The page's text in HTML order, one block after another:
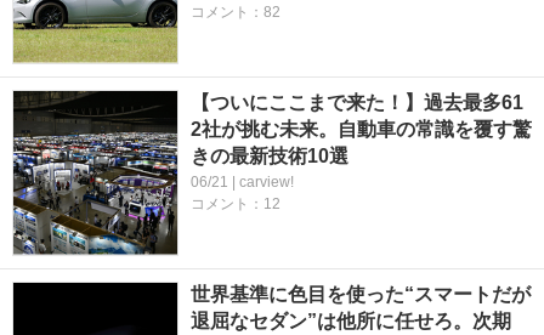
コメント：82
【ついにここまで来た！】過去最多61
2社が挑む未来。自動車の常識を覆す驚
きの最新技術10選
06/21 | carview!
コメント：12
世界基準に色目を使った“スマートだが
退屈なセダン”は他所に任せろ。次期